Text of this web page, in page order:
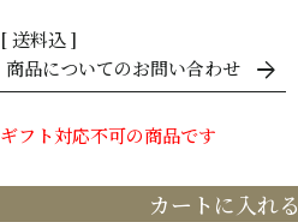
送料込
商品についてのお問い合わせ
ギフト対応不可の商品です
カートに入れる